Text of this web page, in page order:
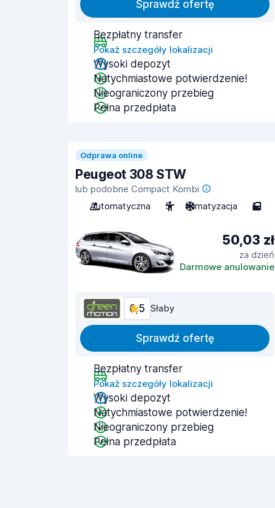
Sprawdź ofertę
Bezpłatny transfer
Pokaż szczegóły lokalizacji
Wysoki depozyt
Natychmiastowe potwierdzenie!
Nieograniczony przebieg
Pełna przedpłata
Odprawa online
Peugeot 308 STW
lub podobne Compact Kombi
Automatyczna
5 Klimatyzacja 5
50,03 zł
za dzień
Darmowe anulowanie
6,5 Słaby
Sprawdź ofertę
Bezpłatny transfer
Pokaż szczegóły lokalizacji
Wysoki depozyt
Natychmiastowe potwierdzenie!
Nieograniczony przebieg
Pełna przedpłata